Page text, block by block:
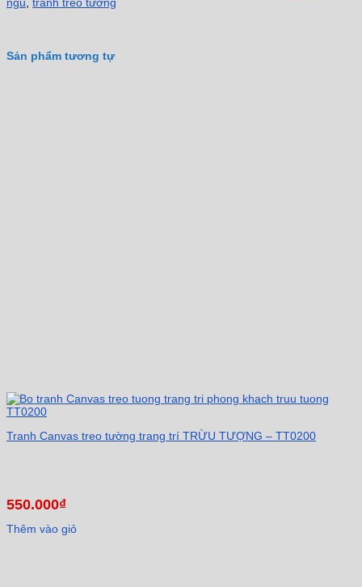
Sản phẩm tương tự
Tranh Canvas treo tường trang trí TRỪU TƯỢNG – TT0200
550.000₫
Thêm vào giỏ